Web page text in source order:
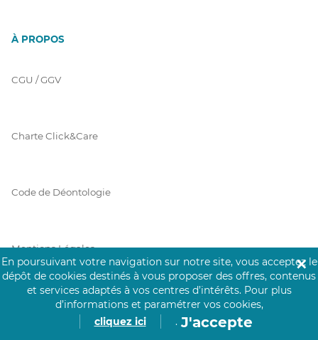
À PROPOS
CGU / GGV
Charte Click&Care
Code de Déontologie
Mentions Légales
Prérequis Click&Care
En poursuivant votre navigation sur notre site, vous acceptez le
dépôt de cookies destinés à vous proposer des offres, contenus
et services adaptés à vos centres d’intérêts. Pour plus
d’informations et paramétrer vos cookies,
cliquez ici
. J'accepte
✕